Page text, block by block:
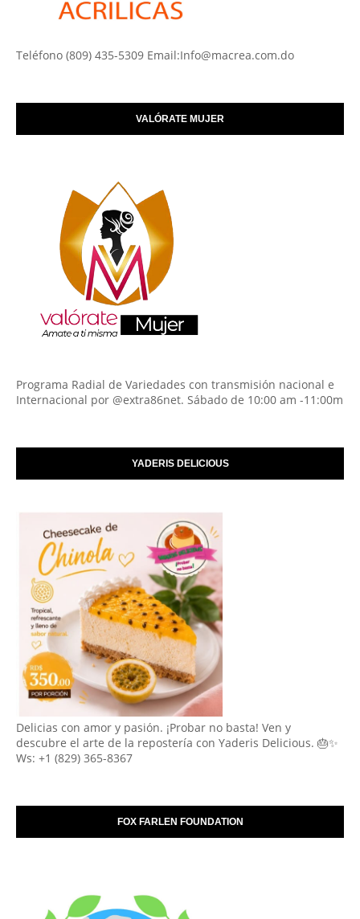
Teléfono (809) 435-5309 Email:Info@macrea.com.do
VALÓRATE MUJER
Programa Radial de Variedades con transmisión nacional e
Internacional por @extra86net. Sábado de 10:00 am -11:00m
YADERIS DELICIOUS
Delicias con amor y pasión. ¡Probar no basta! Ven y
descubre el arte de la repostería con Yaderis Delicious. 🎂✨
Ws: +1 (829) 365-8367
FOX FARLEN FOUNDATION